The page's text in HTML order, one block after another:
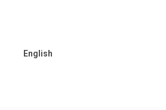
English